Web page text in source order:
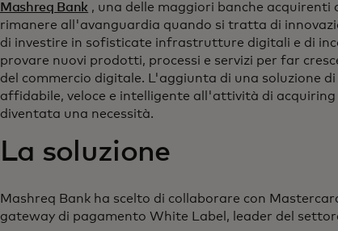
Mashreq Bank , una delle maggiori banche
rimanere all'avanguardia quando si tratta di
di investire in sofisticate infrastrutture digitali e di
provare nuovi prodotti, processi e servizi per far
del commercio digitale. L'aggiunta di una soluzione
affidabile, veloce e intelligente all'attività di acquiring
diventata una necessità.
La soluzione
Mashreq Bank ha scelto di collaborare con
gateway di pagamento White Label, leader del